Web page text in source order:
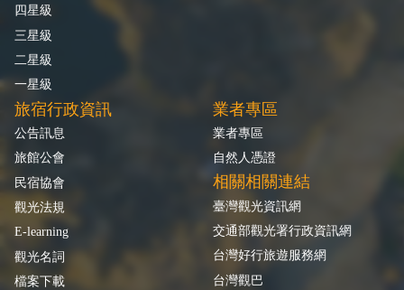
四星級
三星級
二星級
一星級
旅宿行政資訊
公告訊息
旅館公會
民宿協會
觀光法規
E-learning
觀光名詞
檔案下載
業者專區
業者專區
自然人憑證
相關相關連結
臺灣觀光資訊網
交通部觀光署行政資訊網
台灣好行旅遊服務網
台灣觀巴